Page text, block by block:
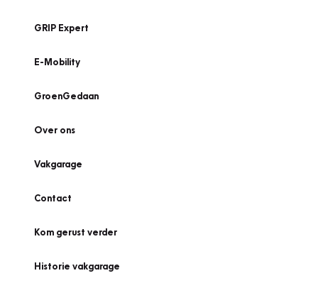
GRIP Expert
E-Mobility
GroenGedaan
Over ons
Vakgarage
Contact
Kom gerust verder
Historie vakgarage